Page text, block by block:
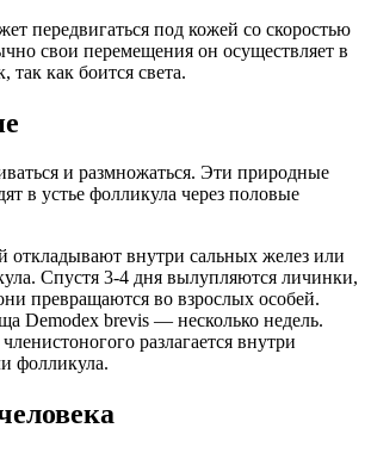
передвигаться под кожей со скоростью
свои перемещения он осуществляет в
так как боится света.
и размножаться. Эти природные
в устье фолликула через половые
откладывают внутри сальных желез или
Спустя 3-4 дня вылупляются личинки,
превращаются во взрослых особей.
Demodex brevis — несколько недель.
разлагается внутри
фолликула.